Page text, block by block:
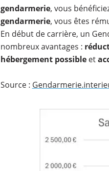
gendarmerie, vous
gendarmerie, vous êtes
En début de carrière, un
nombreux avantages :
hébergement possibleet
Source :